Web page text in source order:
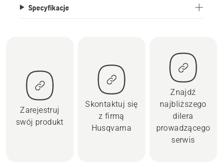
Specyfikacje
Zarejestruj
swój produkt
Skontaktuj się
z firmą
Husqvarna
Znajdź
najbliższego
dilera
prowadzącego
serwis